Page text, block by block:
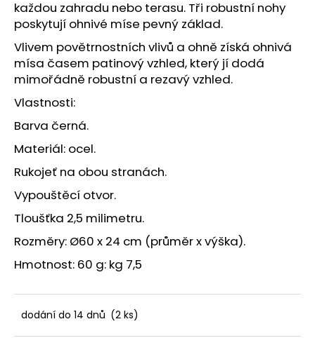
každou zahradu nebo terasu. Tři robustní nohy
poskytují ohnivé míse pevný základ.
Vlivem povětrnostních vlivů a ohně získá ohnivá
mísa časem patinový vzhled, který jí dodá
mimořádně robustní a rezavý vzhled.
Vlastnosti:
Barva černá.
Materiál: ocel.
Rukojeť na obou stranách.
Vypouštěcí otvor.
Tloušťka 2,5 milimetru.
Rozměry: Ø60 x 24 cm (průměr x výška).
Hmotnost: 60 g: kg 7,5
dodání do 14 dnů (2 ks)
u
j
e
m
e
PODZIMNÍ
DEKORACE
SE
SLUNEČNICEMI.
115
Kč